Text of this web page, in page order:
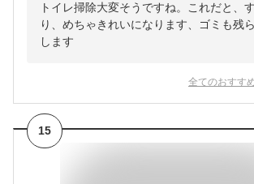
トイレ掃除大変そうですね。これだと、
り、めちゃきれいになります、ゴミも残
します
全てのおすす
15